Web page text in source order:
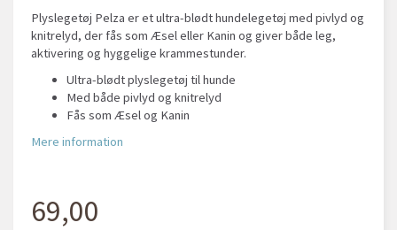
Plyslegetøj Pelza er et ultra-blødt hundelegetøj med pivlyd og
knitrelyd, der fås som Æsel eller Kanin og giver både leg,
aktivering og hyggelige krammestunder.
Ultra-blødt plyslegetøj til hunde
Med både pivlyd og knitrelyd
Fås som Æsel og Kanin
Mere information
69,00